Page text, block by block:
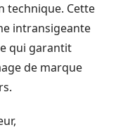
technique. Cette
intransigeante
qui garantit
de marque